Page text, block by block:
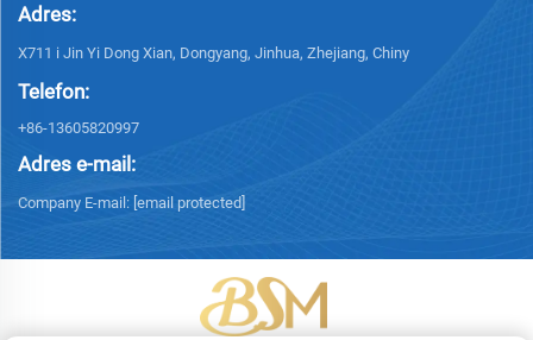
Adres:
X711 i Jin Yi Dong Xian, Dongyang, Jinhua, Zhejiang, Chiny
Telefon:
+86-13605820997
Adres e-mail:
Company E-mail: [email protected]